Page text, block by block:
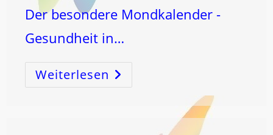
Der besondere Mondkalender -
Gesundheit in…
Weiterlesen BEZIEHUNGEN
HEILEN
DICH